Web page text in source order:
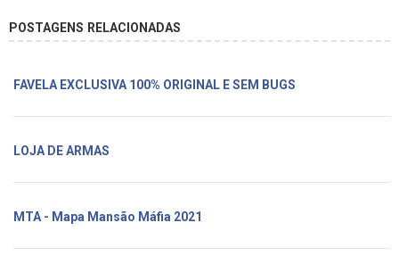
POSTAGENS RELACIONADAS
FAVELA EXCLUSIVA 100% ORIGINAL E SEM BUGS
LOJA DE ARMAS
MTA - Mapa Mansão Máfia 2021